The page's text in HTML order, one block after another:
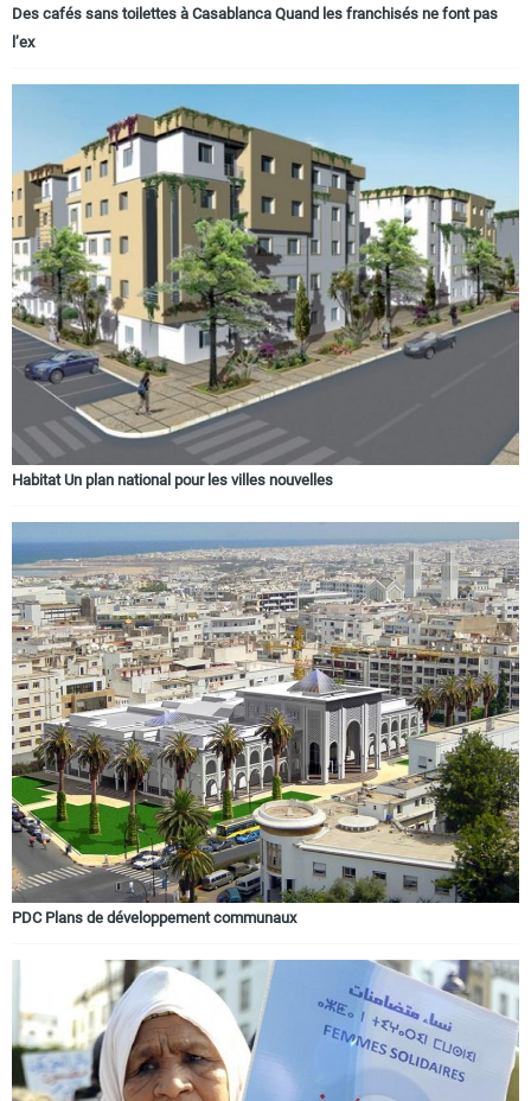
Des cafés sans toilettes à Casablanca Quand les franchisés ne font pas
l’ex
Habitat Un plan national pour les villes nouvelles
PDC Plans de développement communaux